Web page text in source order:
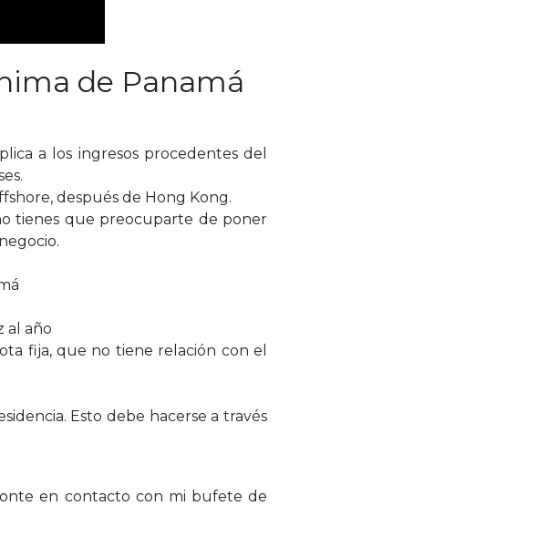
de Panamá
a los ingresos procedentes del
después de Hong Kong.
tienes que preocuparte de poner
al año
fija, que no tiene relación con el
Esto debe hacerse a través
en contacto con mi bufete de